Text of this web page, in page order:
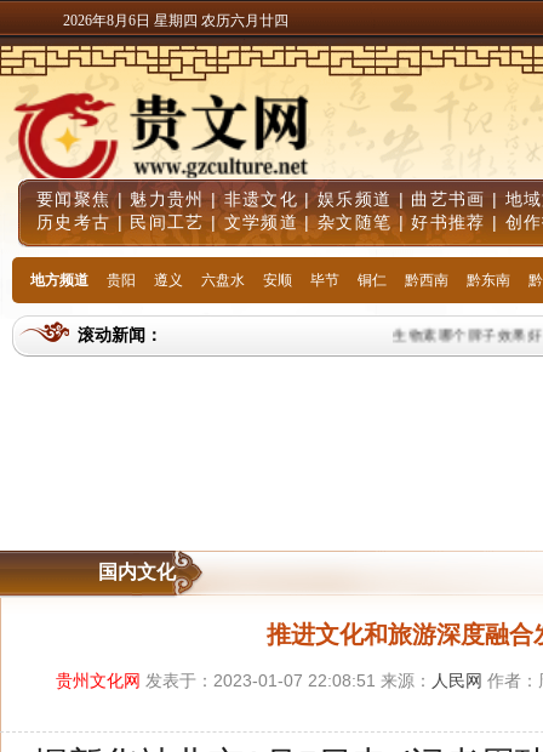
2026年8月6日 星期四 农历六月廿四
要闻聚焦| 魅力贵州|非遗文化 |娱乐频道 | 曲艺书画 | 地
历史考古 | 民间工艺 |文学频道|杂文随笔 |好书推荐 | 创
地方频道 贵阳 遵义 六盘水 安顺 毕节 铜仁 黔西南 黔东南
滚动新闻： 生物素哪个牌子效果
国内文化
推进文化和旅游深度融合
贵州文化网 发表于：2023-01-07 22:08:51 来源： 人民网 作者：